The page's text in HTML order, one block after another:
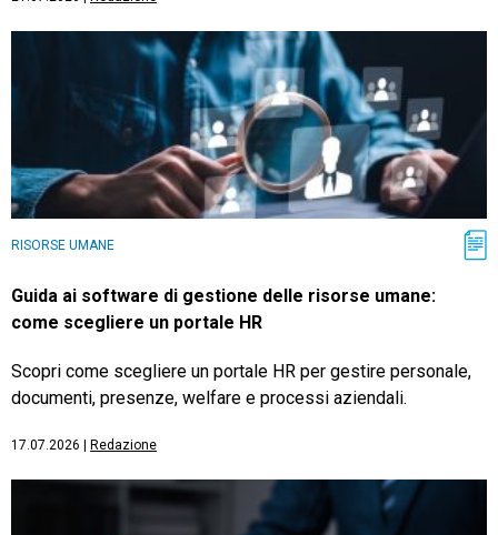
RISORSE UMANE
Guida ai software di gestione delle risorse umane:
come scegliere un portale HR
Scopri come scegliere un portale HR per gestire personale,
documenti, presenze, welfare e processi aziendali.
17.07.2026 Redazione